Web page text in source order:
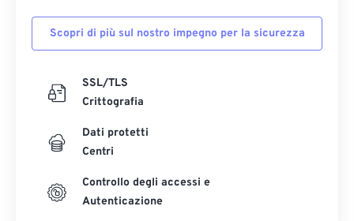
Scopri di più sul nostro impegno per la sicurezza
SSL/TLS
Crittografia
Dati protetti
Centri
Controllo degli accessi e
Autenticazione